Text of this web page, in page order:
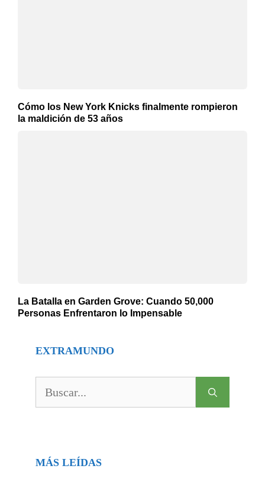
Cómo los New York Knicks finalmente rompieron
la maldición de 53 años
La Batalla en Garden Grove: Cuando 50,000
Personas Enfrentaron lo Impensable
EXTRAMUNDO
MÁS LEÍDAS